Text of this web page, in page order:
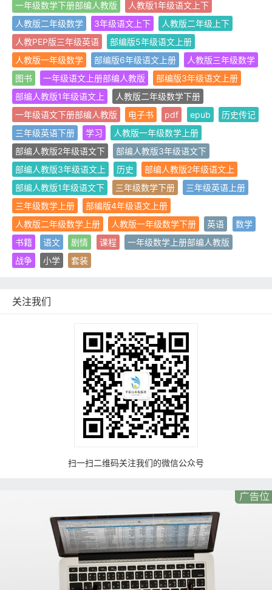
一年级数学下册部编人教版
人教版1年级语文上下
人教版二年级数学
3年级语文上下
人教版二年级上下
人教PEP版三年级英语
部编版5年级语文上册
人教版一年级数学
部编版6年级语文上册
人教版三年级数学
图书
一年级语文上册部编人教版
部编版3年级语文上册
部编人教版1年级语文上
人教版二年级数学下册
一年级语文下册部编人教版
电子书 pdf epub
历史传记
三年级英语下册
学习
人教版一年级数学上册
部编人教版2年级语文下
部编人教版3年级语文下
部编人教版3年级语文上
历史
部编人教版2年级语文上
部编人教版1年级语文下
三年级数学下册
三年级英语上册
三年级数学上册
部编版4年级语文上册
人教版二年级数学上册
人教版一年级数学下册 英语
数学
书籍
语文 剧情 课程
一年级数学上册部编人教版
战争
小学 套装
关注我们
扫一扫二维码关注我们的微信公众号